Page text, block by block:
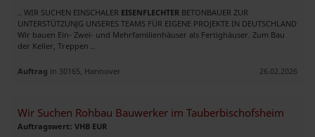
.. WIR SUCHEN EINSCHALER EISENFLECHTER BETONBAUER ZUR
UNTERSTÜTZUNJG UNSERES TEAMS FÜR EIGENE PROJEKTE IN DEUTSCHLAND
Wir bauen Ein- Zwei- und Mehrfamilienhäuser als Fertighäuser. Zum Bau
der Keller, Treppen ..
Auftrag in 30165, Hannover 26.02.2026
Wir Suchen Rohbau Bauwerker im Tauberbischofsheim
Auftragswert: VHB EUR